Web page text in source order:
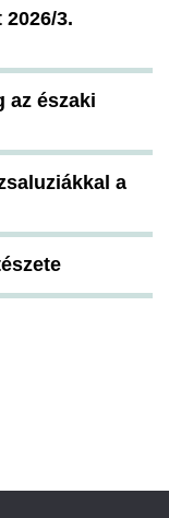
3.
az északi
a